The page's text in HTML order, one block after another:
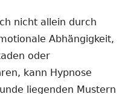
nicht allein durch
Abhängigkeit,
oder
kann Hypnose
liegenden Mustern